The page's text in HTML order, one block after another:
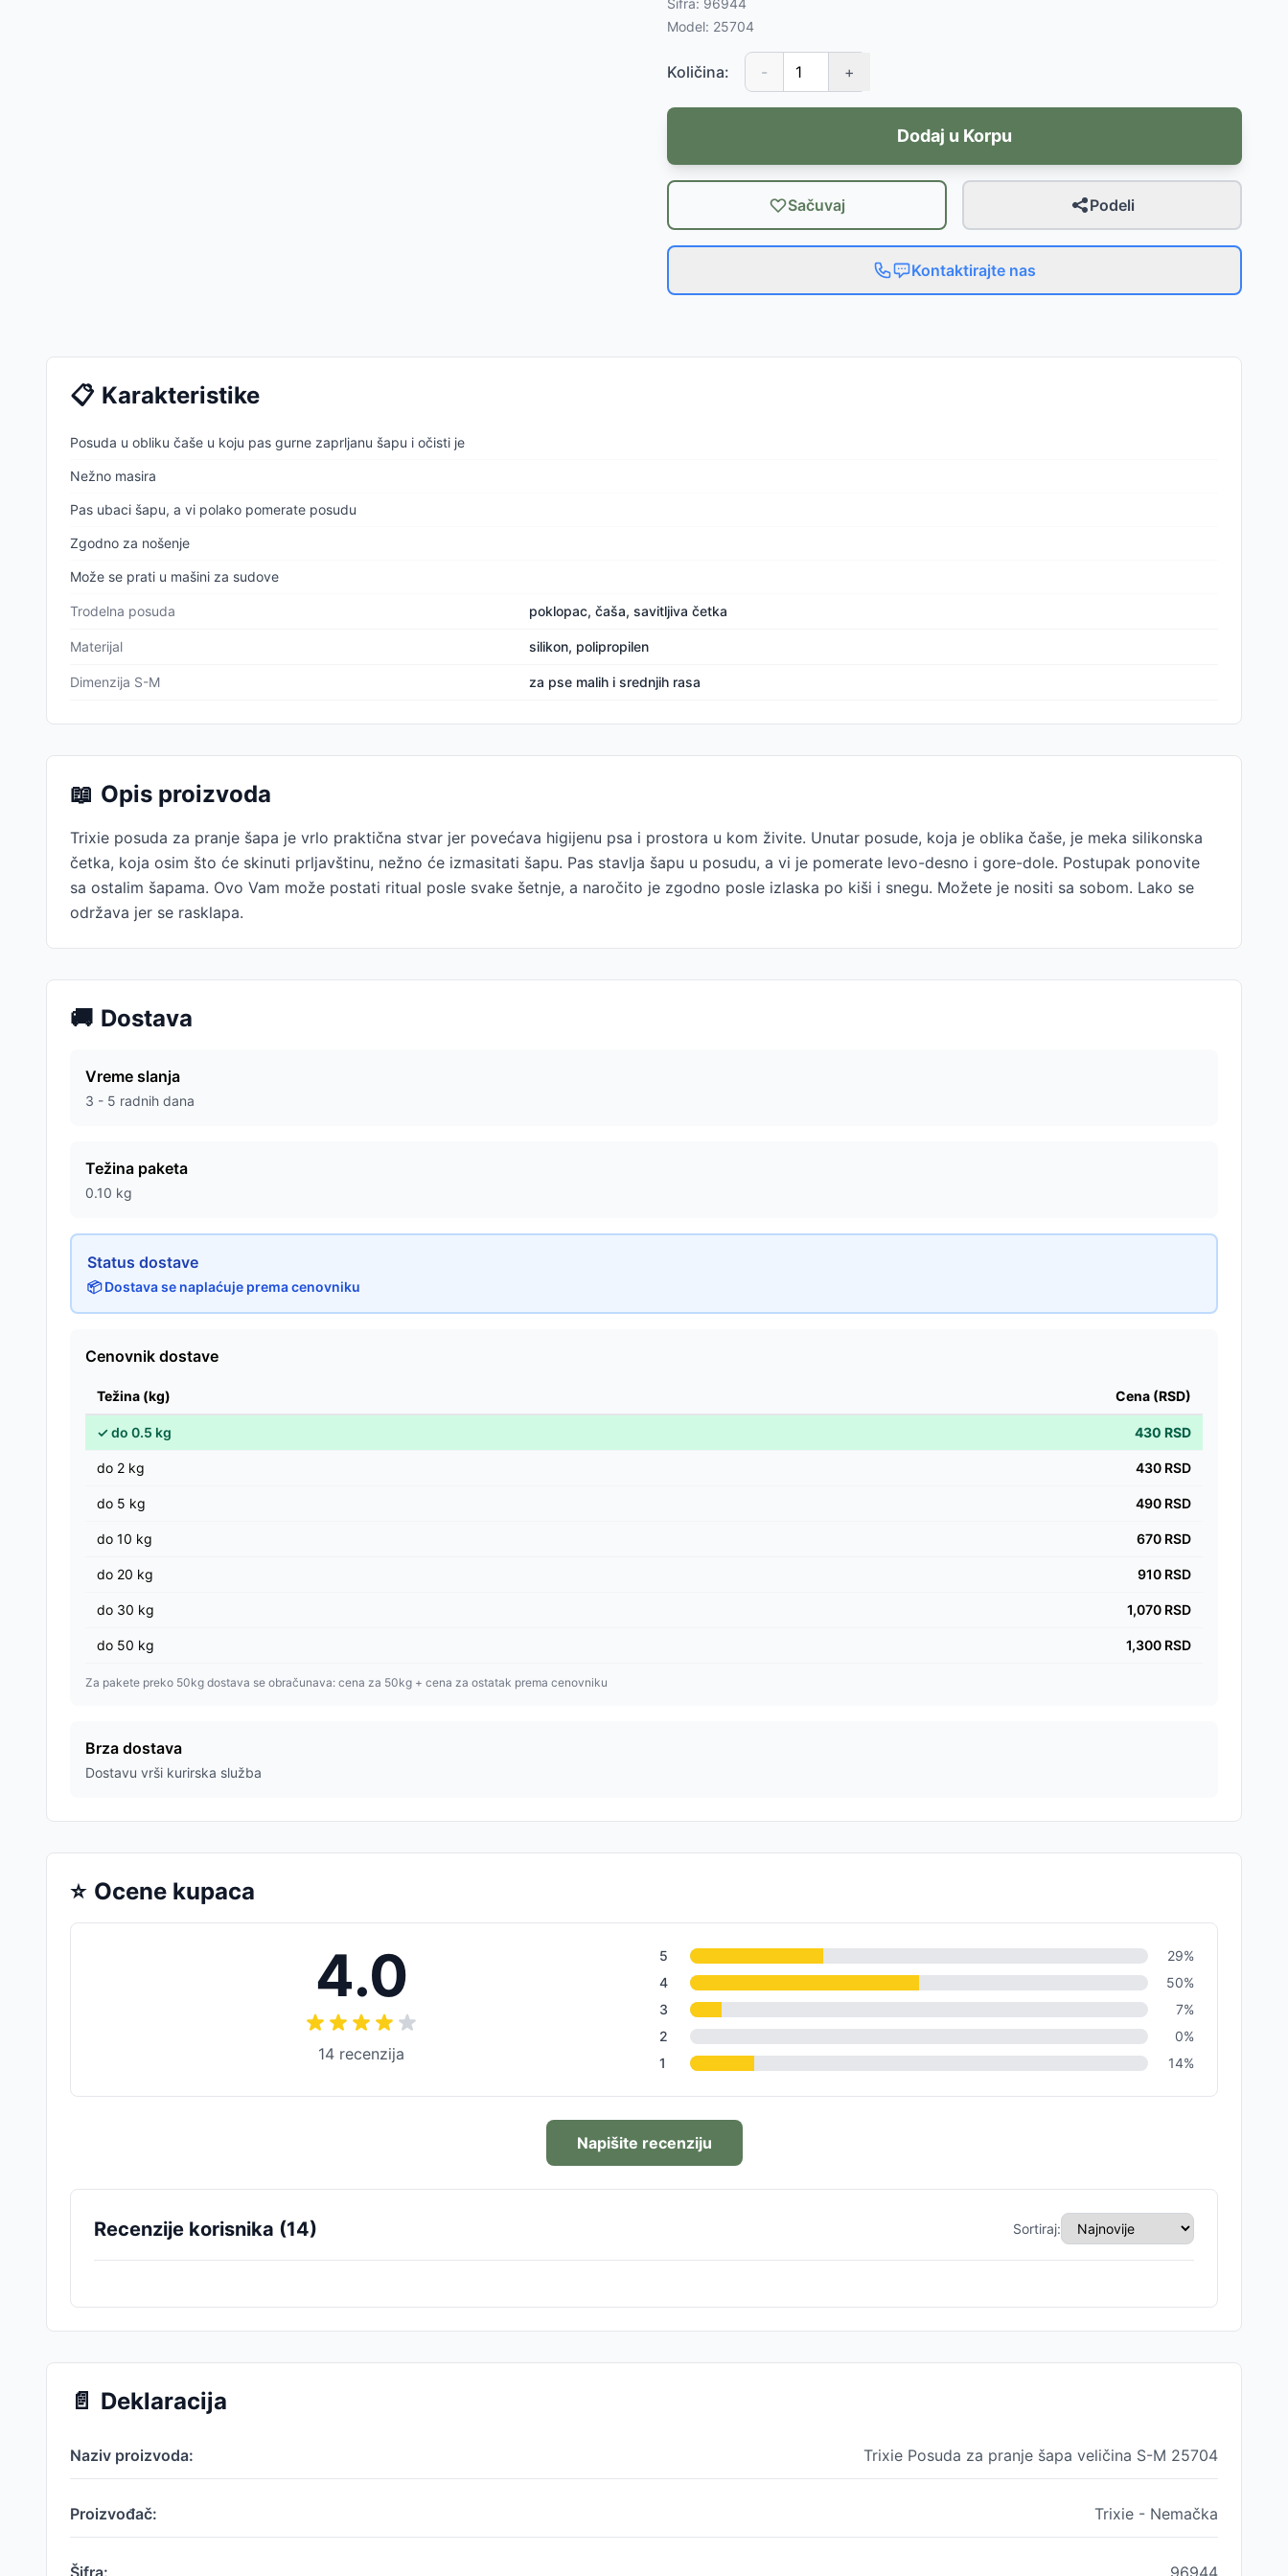
Šifra: 96944
Model: 25704
Količina: - +
Dodaj u Korpu
Sačuvaj Podeli
Kontaktirajte nas
📋 Karakteristike
Posuda u obliku čaše u koju pas gurne zaprljanu šapu i očisti je
Nežno masira
Pas ubaci šapu, a vi polako pomerate posudu
Zgodno za nošenje
Može se prati u mašini za sudove
Trodelna posuda poklopac, čaša, savitljiva četka
Materijal silikon, polipropilen
Dimenzija S-M za pse malih i srednjih rasa
📖 Opis proizvoda
Trixie posuda za pranje šapa je vrlo praktična stvar jer povećava higijenu psa i prostora u kom živite. Unutar posude, koja je oblika čaše, je meka silikonska
četka, koja osim što će skinuti prljavštinu, nežno će izmasitati šapu. Pas stavlja šapu u posudu, a vi je pomerate levo-desno i gore-dole. Postupak ponovite
sa ostalim šapama. Ovo Vam može postati ritual posle svake šetnje, a naročito je zgodno posle izlaska po kiši i snegu. Možete je nositi sa sobom. Lako se
održava jer se rasklapa.
🚚 Dostava
Vreme slanja
3 - 5 radnih dana
Težina paketa
0.10 kg
Status dostave
📦 Dostava se naplaćuje prema cenovniku
Cenovnik dostave
Težina (kg) Cena (RSD)
✓do 0.5 kg 430 RSD
do 2 kg 430 RSD
do 5 kg 490 RSD
do 10 kg 670 RSD
do 20 kg 910 RSD
do 30 kg 1,070 RSD
do 50 kg 1,300 RSD
Za pakete preko 50kg dostava se obračunava: cena za 50kg + cena za ostatak prema cenovniku
Brza dostava
Dostavu vrši kurirska služba
⭐ Ocene kupaca
4.0
14 recenzija
5 29%
4
50%
3
7%
2
0%
1
14%
Napišite recenziju
Recenzije korisnika (14) Sortiraj:
📄 Deklaracija
Naziv proizvoda: Trixie Posuda za pranje šapa veličina S-M 25704
Proizvođač: Trixie - Nemačka
Šifra: 96944